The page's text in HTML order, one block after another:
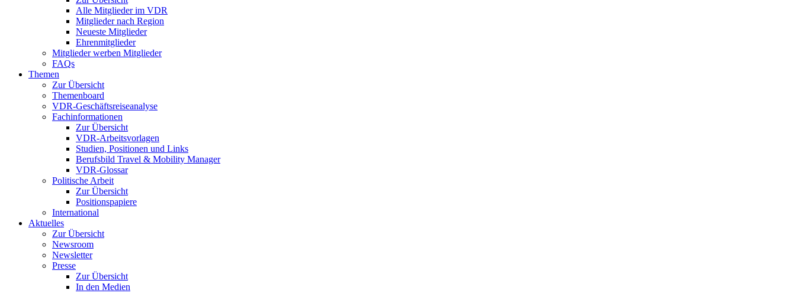
Alle Mitglieder im VDR
Mitglieder nach Region
Neueste Mitglieder
Ehrenmitglieder
Mitglieder werben Mitglieder
FAQs
Themen
Zur Übersicht
Themenboard
VDR-Geschäftsreiseanalyse
Fachinformationen
Zur Übersicht
VDR-Arbeitsvorlagen
Studien, Positionen und Links
Berufsbild Travel & Mobility Manager
VDR-Glossar
Politische Arbeit
Zur Übersicht
Positionspapiere
International
Aktuelles
Zur Übersicht
Newsroom
Newsletter
Presse
Zur Übersicht
In den Medien